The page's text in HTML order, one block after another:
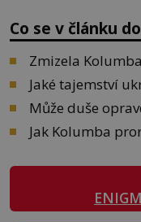
Co se v článku
Zmizela
Jaké tajemství
Může duše
Jak Kolumba